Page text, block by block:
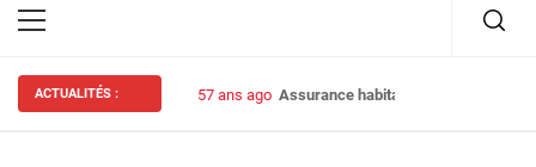
Primary
ACTUALITÉS : 57 ans ago Assurance habitation : bien choisir